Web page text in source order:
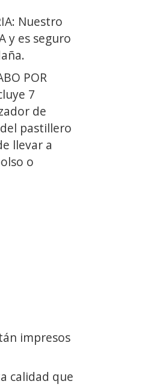
Nuestro
y es seguro
POR
7
de
pastillero
llevar a
o
impresos
calidad que